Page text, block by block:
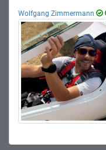
Wolfgang Zimmermann